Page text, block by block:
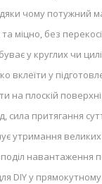
чому потужний
та міцно, без
у круглих чи
вклеїти у
на плоскій
сила притягання
утримання
навантаження
DIY у